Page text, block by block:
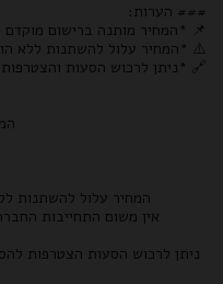
### הערות:
📌 *המחיר מותנה ברישום מוקדם
⚠️ *המחיר עלול להשתנות ללא
🔗 *ניתן לרכוש הסעות
המחיר עלול להשתנות
אין משום התחייבות
ניתן לרכוש הסעות הצטרפות